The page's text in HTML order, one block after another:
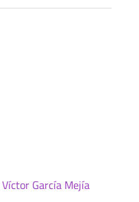
Víctor García Mejía